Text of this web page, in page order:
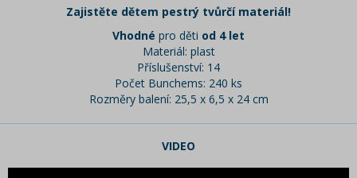
Zajistěte dětem pestrý tvůrčí materiál!
Vhodné pro děti od 4 let
Materiál: plast
Příslušenství: 14
Počet Bunchems: 240 ks
Rozměry balení: 25,5 x 6,5 x 24 cm
VIDEO